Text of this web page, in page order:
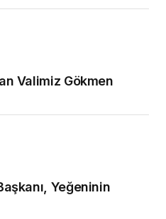
Valimiz Gökmen
Yeğeninin